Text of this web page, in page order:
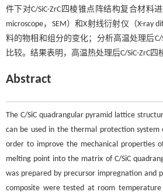
件下对C/SiC-ZrC四棱锥点阵结构复合材
microscope，SEM）和X射线衍射仪（X-
料的物相和组分的变化；分析高温处理后
比较。结果表明，高温热处理后C/SiC-ZrC
Abstract
The C/SiC quadrangular pyramid lattice
can be used in the thermal protection
order to improve the mechanical properties
melting point into the matrix of C/SiC
was prepared by precursor impregnation and
composite were tested at room